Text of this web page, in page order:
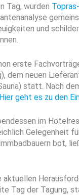
Tag, wurden
und
erste
dem neuen
statt. Nach
Hier geht es zu den
im
Gelegenheit
bot,
aktuellen
Tag der Tagung,